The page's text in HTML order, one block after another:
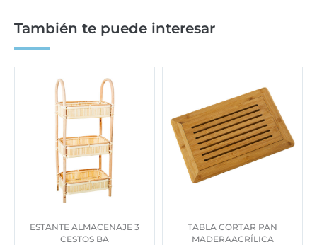
También te puede interesar
ESTANTE ALMACENAJE 3
CESTOS BA
TABLA CORTAR PAN
MADERAACRÍLICA